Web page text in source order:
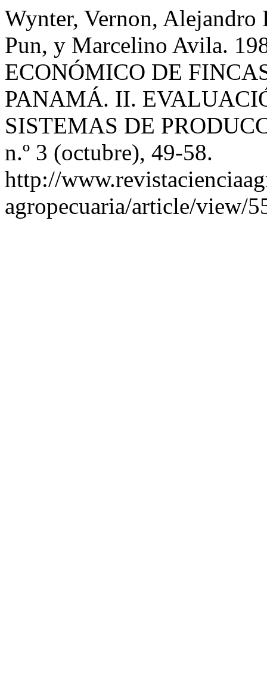
Wynter, Vernon,
Pun, y Marcelino Avila.
ECONÓMICO DE
PANAMÁ. II.
SISTEMAS DE
n.º 3 (octubre), 49-58.
http://
agropecuaria/article/view/